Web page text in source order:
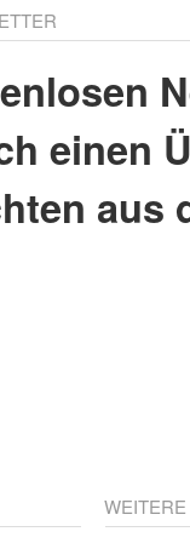
einen
aus